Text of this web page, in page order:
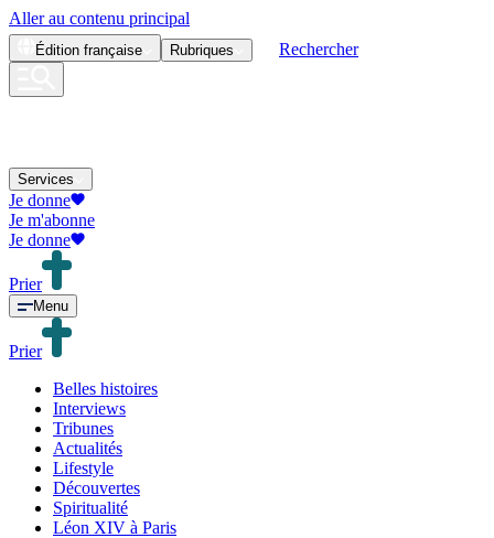
Aller au contenu principal
Édition française Rubriques Rechercher
Services
Je donne
Je m'abonne
Je donne
Prier
Menu
Prier
Belles histoires
Interviews
Tribunes
Actualités
Lifestyle
Découvertes
Spiritualité
Léon XIV à Paris